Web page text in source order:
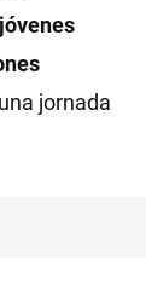
jornada